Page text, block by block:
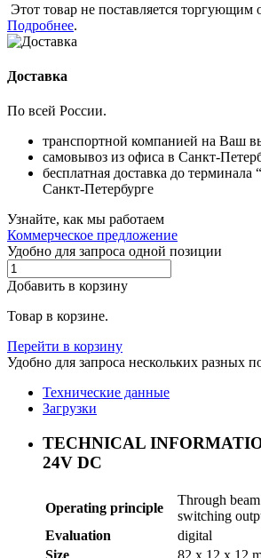
Этот товар не поставляется торгующим
Подробнее.
Доставка
По всей России.
транспортной компанией на Ваш
самовывоз из офиса в Санкт-
бесплатная доставка до
Санкт-Петербурге
Узнайте, как мы работаем
Коммерческое предложение
Удобно для запроса одной позиции
Добавить в корзину
Товар в корзине.
Перейти в корзину
Удобно для запроса нескольких разных
Технические данные
Загрузки
TECHNICAL
24V DC
Operating principle
Through
switching
Evaluation
digital
Size
82 x 12 x 12